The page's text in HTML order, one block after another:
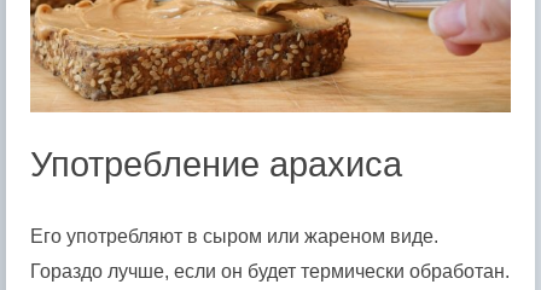
Употребление арахиса
Его употребляют в сыром или жареном виде.
Гораздо лучше, если он будет термически обработан.